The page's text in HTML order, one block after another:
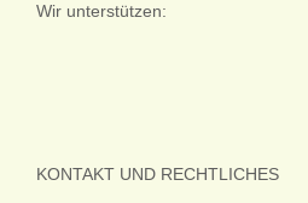
Wir unterstützen:
KONTAKT UND RECHTLICHES